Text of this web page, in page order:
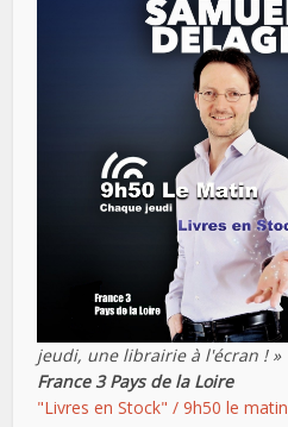
jeudi, une librairie à l'écran ! »
France 3 Pays de la Loire
"Livres en Stock" / 9h50 le matin